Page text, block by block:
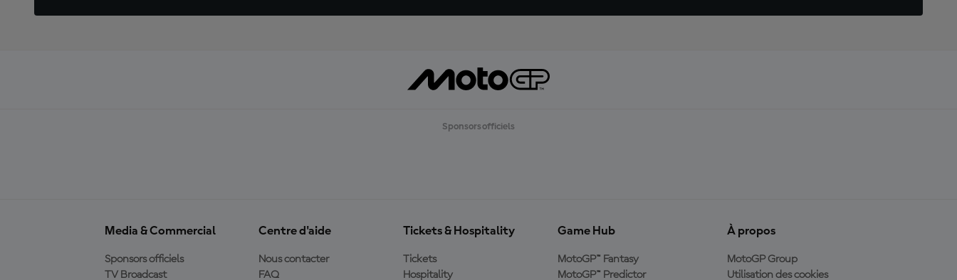
Sponsors officiels
Media & Commercial
Sponsors officiels
TV Broadcast
Centre d'aide
Nous contacter
FAQ
Tickets & Hospitality
Tickets
Hospitality
Game Hub
MotoGP™ Fantasy
MotoGP™ Predictor
À propos
MotoGP Group
Utilisation des cookies